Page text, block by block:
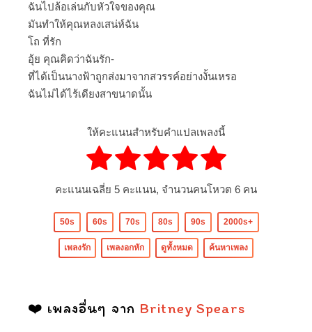
ฉันไปล้อเล่นกับหัวใจของคุณ
มันทำให้คุณหลงเสน่ห์ฉัน
โถ ที่รัก
อุ้ย คุณคิดว่าฉันรัก-
ที่ได้เป็นนางฟ้าถูกส่งมาจากสวรรค์อย่างงั้นเหรอ
ฉันไม่ได้ไร้เดียงสาขนาดนั้น
ให้คะแนนสำหรับคำแปลเพลงนี้
คะแนนเฉลี่ย 5 คะแนน, จำนวนคนโหวต 6 คน
50s 60s 70s 80s 90s 2000s+
เพลงรัก เพลงอกหัก ดูทั้งหมด ค้นหาเพลง
❤️ เพลงอื่นๆ จาก Britney Spears